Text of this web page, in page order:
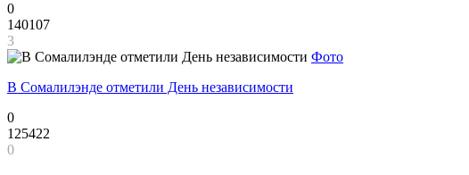
0
140107
3
Фото
В Сомалилэнде отметили День независимости
0
125422
0